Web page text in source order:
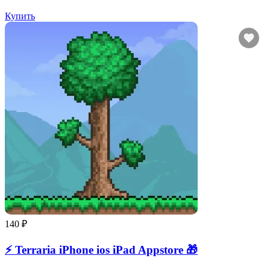
Купить
140 ₽
⚡️ Terraria iPhone ios iPad Appstore 🎁